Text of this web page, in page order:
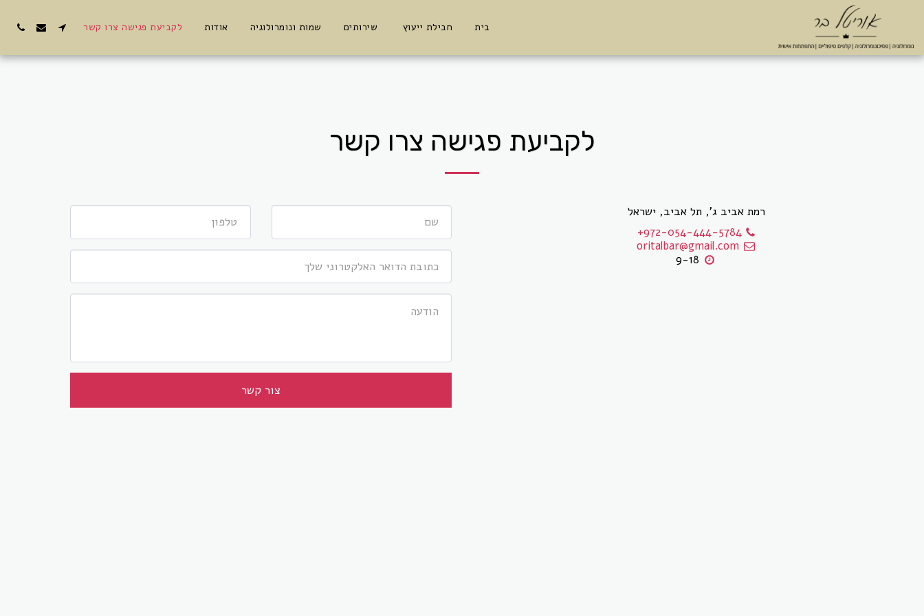
בית חבילת ייעוץ שירותים שמות ונומרולוגיה אודות לקביעת פגישה צרו קשר
לקביעת פגישה צרו קשר
רמת אביב ג', תל אביב, ישראל
+972-054-444-5784
oritalbar@gmail.com
9-18
צור קשר